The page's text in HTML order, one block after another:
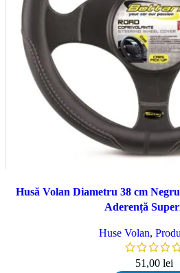
Husă Volan Diametru 38 cm
Aderență
Huse Volan,
51,00 lei